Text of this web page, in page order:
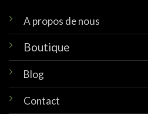
A propos de nous
Boutique
Blog
Contact